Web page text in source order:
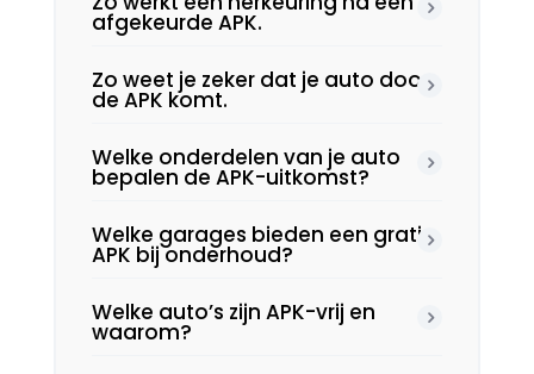
afgekeurde APK.​
Zo weet je zeker dat je auto door
de APK komt.​
Welke onderdelen van je auto
bepalen de APK-uitkomst?
Welke garages bieden een gratis
APK bij onderhoud?
Welke auto’s zijn APK-vrij en
waarom?